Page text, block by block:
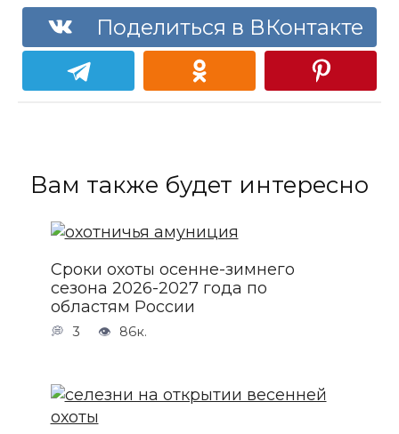
Поделиться в ВКонтакте
Вам также будет интересно
Сроки охоты осенне-зимнего
сезона 2026-2027 года по
областям России
3 86к.